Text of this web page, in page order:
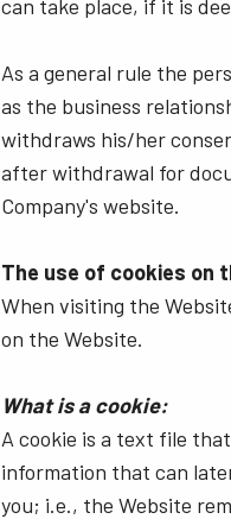
can take place, if it is
As a general rule the
as the business
withdraws his/her
after withdrawal for
Company's website.
The use of cookies on
When visiting the
on the Website.
What is a cookie:
A cookie is a text file
information that can
you; i.e., the Website